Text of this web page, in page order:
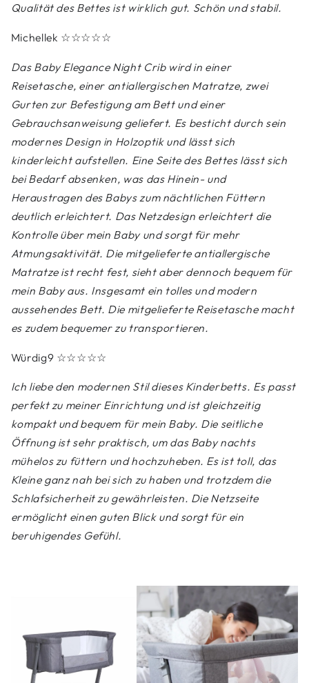
Qualität des Bettes ist wirklich gut. Schön und stabil.
Michellek ☆☆☆☆☆
Das Baby Elegance Night Crib wird in einer
Reisetasche, einer antiallergischen Matratze, zwei
Gurten zur Befestigung am Bett und einer
Gebrauchsanweisung geliefert. Es besticht durch sein
modernes Design in Holzoptik und lässt sich
kinderleicht aufstellen. Eine Seite des Bettes lässt sich
bei Bedarf absenken, was das Hinein- und
Heraustragen des Babys zum nächtlichen Füttern
deutlich erleichtert. Das Netzdesign erleichtert die
Kontrolle über mein Baby und sorgt für mehr
Atmungsaktivität. Die mitgelieferte antiallergische
Matratze ist recht fest, sieht aber dennoch bequem für
mein Baby aus. Insgesamt ein tolles und modern
aussehendes Bett. Die mitgelieferte Reisetasche macht
es zudem bequemer zu transportieren.
Würdig9 ☆☆☆☆☆
Ich liebe den modernen Stil dieses Kinderbetts. Es passt
perfekt zu meiner Einrichtung und ist gleichzeitig
kompakt und bequem für mein Baby. Die seitliche
Öffnung ist sehr praktisch, um das Baby nachts
mühelos zu füttern und hochzuheben. Es ist toll, das
Kleine ganz nah bei sich zu haben und trotzdem die
Schlafsicherheit zu gewährleisten. Die Netzseite
ermöglicht einen guten Blick und sorgt für ein
beruhigendes Gefühl.